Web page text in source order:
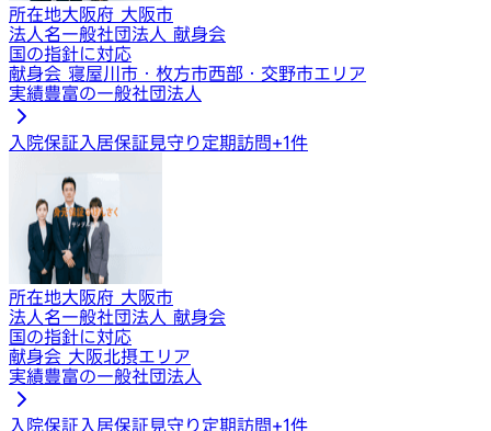
所在地大阪府 大阪市
法人名一般社団法人 献身会
国の指針に対応
献身会 寝屋川市・枚方市西部・交野市エリア
実績豊富の一般社団法人
入院保証 入居保証見守り定期訪問+1件
所在地大阪府 大阪市
法人名一般社団法人 献身会
国の指針に対応
献身会 大阪北摂エリア
実績豊富の一般社団法人
入院保証 入居保証見守り定期訪問+1件